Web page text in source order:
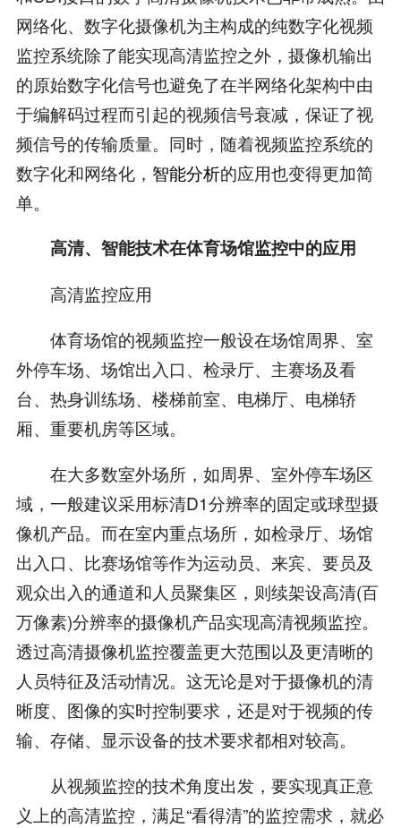
网络化、数字化摄像机为主构成的纯数字化视频
监控系统除了能实现高清监控之外，摄像机输出
的原始数字化信号也避免了在半网络化架构中由
于编解码过程而引起的视频信号衰减，保证了视
频信号的传输质量。同时，随着视频监控系统的
数字化和网络化， 智能分析的应用也变得更加简
单。
高清、智能技术在体育场馆监控中的应用
高清监控应用
体育场馆的视频监控一般设在场馆周界、室
外停车场、场馆出入口、检录厅、主赛场及看
台、热身训练场、楼梯前室、电梯厅、电梯轿
厢、重要机房等区域。
在大多数室外场所，如周界、室外停车场区
域，一般建议采用标清D1分辨率的固定或球型摄
像机产品。而在室内重点场所，如检录厅、场馆
出入口、比赛场馆等作为运动员、来宾、要员及
观众出入的通道和人员聚集区，则续架设高清(百
万像素)分辨率的摄像机产品实现高清视频监控。
透过高清摄像机监控覆盖更大范围以及更清晰的
人员特征及活动情况。这无论是对于摄像机的清
晰度、图像的实时控制要求，还是对于视频的传
输、存储、显示设备的技术要求都相对较高。
从视频监控的技术角度出发，要实现真正意
义上的高清监控，满足“看得清”的监控需求，就必